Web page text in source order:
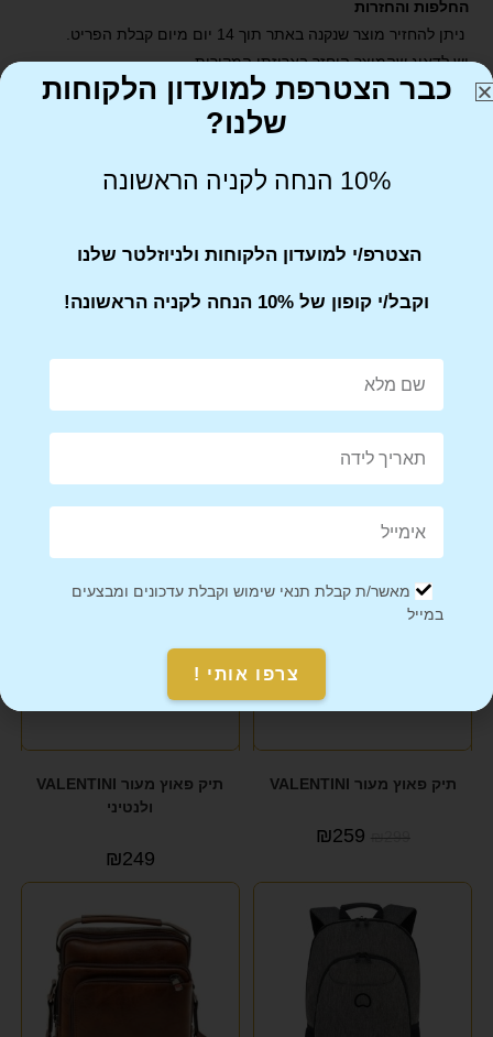
החלפות והחזרות
ניתן להחזיר מוצר שנקנה באתר תוך 14 יום מיום קבלת הפריט.
יש לדאוג שהמוצר הוחזר באריזתו המקורית
Tweet This Product
Share on Facebook
מבצע!
תיק פאוץ מעור VALENTINI
₪299
₪259
תיק פאוץ מעור VALENTINI
ולנטיני
₪249
כבר הצטרפת למועדון הלקוחות
שלנו?
10% הנחה לקניה הראשונה
הצטרפ/י למועדון הלקוחות ולניוזלטר שלנו
וקבל/י קופון של 10% הנחה לקניה הראשונה!
מאשר/ת קבלת תנאי שימוש וקבלת עדכונים ומבצעים
במייל
צרפו אותי !